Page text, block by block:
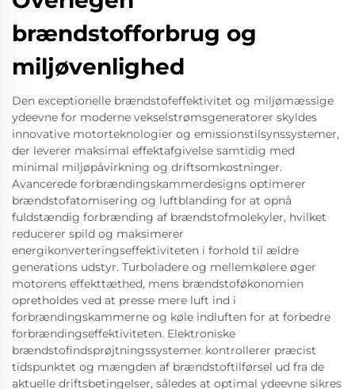
brændstofforbrug og
miljøvenlighed
Den exceptionelle brændstofeffektivitet og miljømæssige
ydeevne for moderne vekselstrømsgeneratorer skyldes
innovative motorteknologier og emissionstilsynssystemer,
der leverer maksimal effektafgivelse samtidig med
minimal miljøpåvirkning og driftsomkostninger.
Avancerede forbrændingskammerdesigns optimerer
brændstofatomisering og luftblanding for at opnå
fuldstændig forbrænding af brændstofmolekyler, hvilket
reducerer spild og maksimerer
energikonverteringseffektiviteten i forhold til ældre
generations udstyr. Turboladere og mellemkølere øger
motorens effekttæthed, mens brændstoføkonomien
opretholdes ved at presse mere luft ind i
forbrændingskammerne og køle indluften for at forbedre
forbrændingseffektiviteten. Elektroniske
brændstofindsprøjtningssystemer kontrollerer præcist
tidspunktet og mængden af brændstoftilførsel ud fra de
aktuelle driftsbetingelser, således at optimal ydeevne sikres